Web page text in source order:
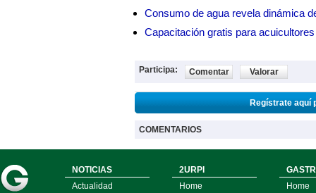
Consumo de agua revela dinámica
Capacitación gratis para
Participa: Comentar Valorar
Regístrate aquí
COMENTARIOS
NOTICIAS
Actualidad
2URPI
Home
Home